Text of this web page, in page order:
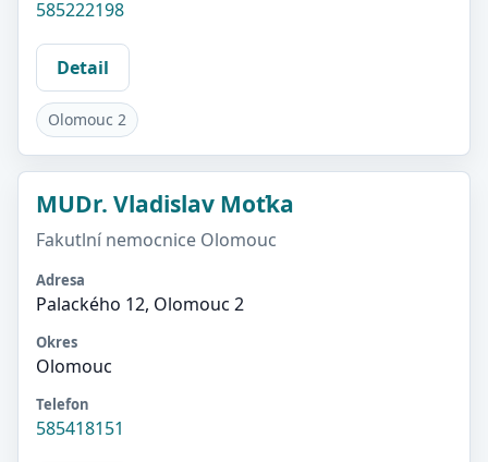
585222198
Detail
Olomouc 2
MUDr. Vladislav Moťka
Fakutlní nemocnice Olomouc
Adresa
Palackého 12, Olomouc 2
Okres
Olomouc
Telefon
585418151